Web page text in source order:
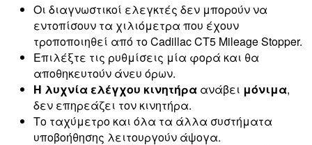
Οι διαγνωστικοί ελεγκτές δεν μπορούν να
εντοπίσουν τα χιλιόμετρα που έχουν
τροποποιηθεί από το Cadillac CT5 Mileage Stopper.
Επιλέξτε τις ρυθμίσεις μία φορά και θα
αποθηκευτούν άνευ όρων.
Η λυχνία ελέγχου κινητήρα ανάβει μόνιμα,
δεν επηρεάζει τον κινητήρα.
Το ταχύμετρο και όλα τα άλλα συστήματα
υποβοήθησης λειτουργούν άψογα.